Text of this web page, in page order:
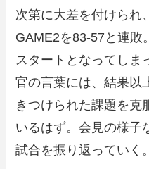
次第に大差を付けられ
GAME2を83-57と連敗
スタートとなってしま
官の言葉には、結果以
きつけられた課題を克
いるはず。会見の様子
試合を振り返っていく。